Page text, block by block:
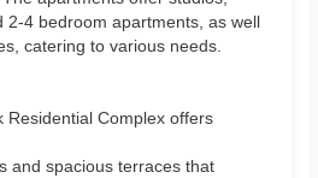
2-4 bedroom apartments, as well
catering to various needs.
Residential Complex offers
and spacious terraces that